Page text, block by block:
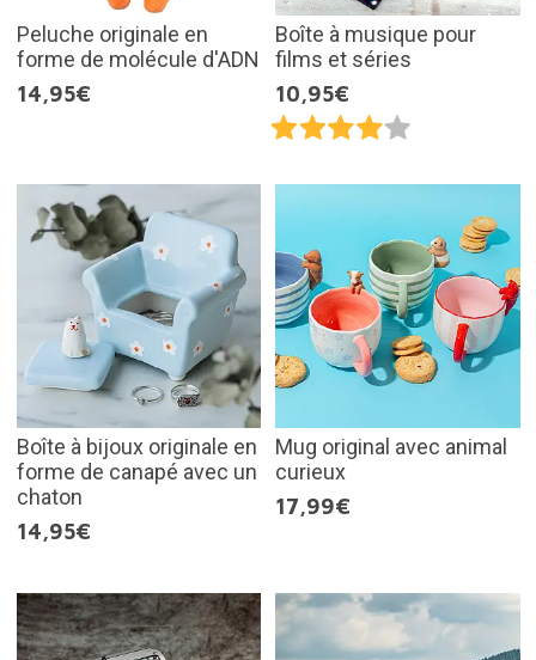
Peluche originale en
forme de molécule d'ADN
14,95€
Boîte à musique pour
films et séries
10,95€
Boîte à bijoux originale en
forme de canapé avec un
chaton
14,95€
Mug original avec animal
curieux
17,99€